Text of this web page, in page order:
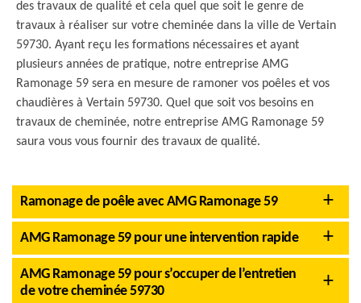
des travaux de qualité et cela quel que soit le genre de
travaux à réaliser sur votre cheminée dans la ville de Vertain
59730. Ayant reçu les formations nécessaires et ayant
plusieurs années de pratique, notre entreprise AMG
Ramonage 59 sera en mesure de ramoner vos poêles et vos
chaudières à Vertain 59730. Quel que soit vos besoins en
travaux de cheminée, notre entreprise AMG Ramonage 59
saura vous vous fournir des travaux de qualité.
Ramonage de poêle avec AMG Ramonage 59
AMG Ramonage 59 pour une intervention rapide
AMG Ramonage 59 pour s’occuper de l’entretien
de votre cheminée 59730